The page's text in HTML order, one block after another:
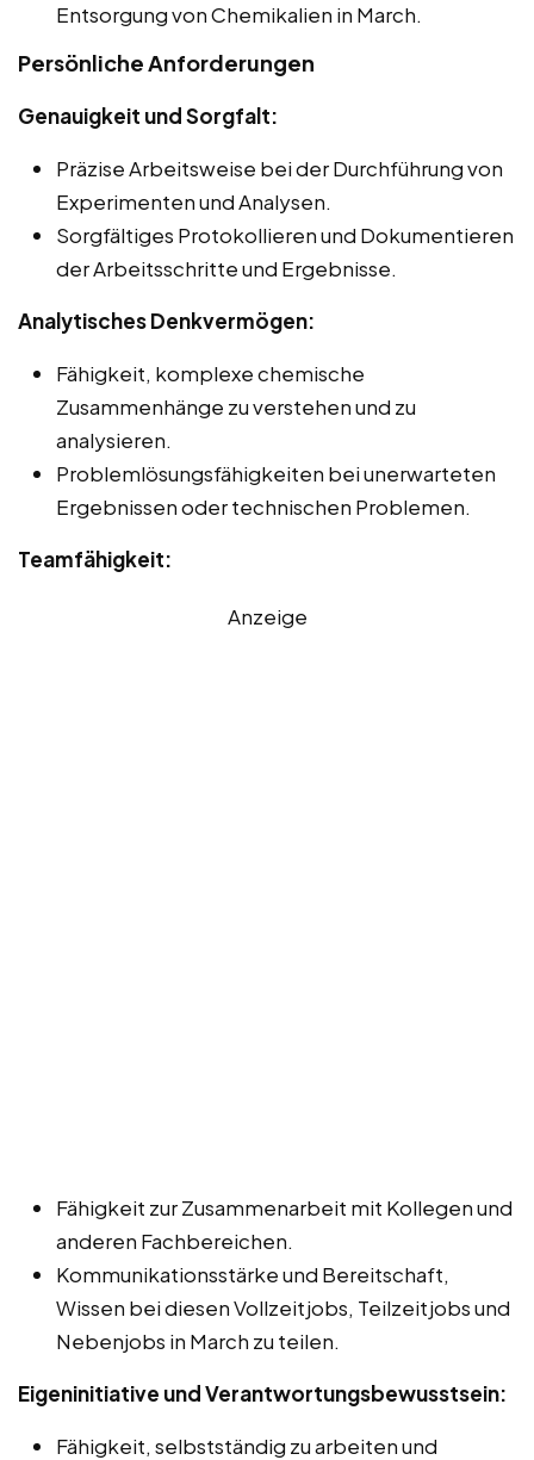
Entsorgung von Chemikalien in March.
Persönliche Anforderungen
Genauigkeit und Sorgfalt:
Präzise Arbeitsweise bei der Durchführung von
Experimenten und Analysen.
Sorgfältiges Protokollieren und Dokumentieren
der Arbeitsschritte und Ergebnisse.
Analytisches Denkvermögen:
Fähigkeit, komplexe chemische
Zusammenhänge zu verstehen und zu
analysieren.
Problemlösungsfähigkeiten bei unerwarteten
Ergebnissen oder technischen Problemen.
Teamfähigkeit:
Anzeige
Fähigkeit zur Zusammenarbeit mit Kollegen und
anderen Fachbereichen.
Kommunikationsstärke und Bereitschaft,
Wissen bei diesen Vollzeitjobs, Teilzeitjobs und
Nebenjobs in March zu teilen.
Eigeninitiative und Verantwortungsbewusstsein:
Fähigkeit, selbstständig zu arbeiten und